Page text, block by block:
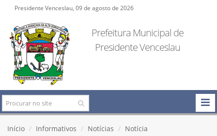
Presidente Venceslau, 09 de agosto de 2026
Prefeitura Municipal de
Presidente Venceslau
Início Informativos Notícias Notícia